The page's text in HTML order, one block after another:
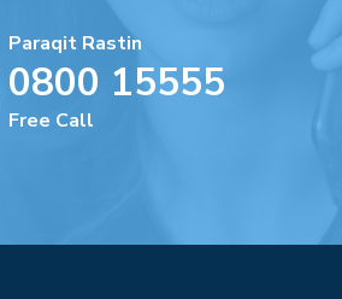
Paraqit Rastin
0800 15555
Free Call